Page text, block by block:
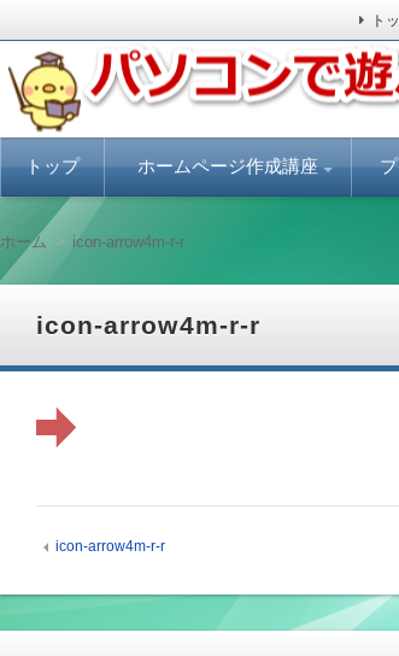
ト
ぴよふぁくとりぃ
パソコンにUbuntuをインストールしてLinux
トップ ホームページ作成講座
必要なこと
ホーム icon-arrow4m-r-r
icon-arrow4m-r-r
icon-arrow4m-r-r